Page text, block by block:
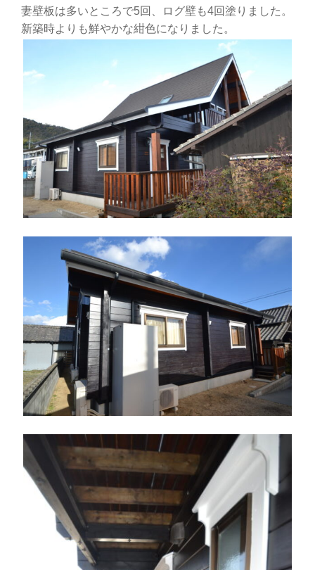
妻壁板は多いところで5回、ログ壁も4回塗りました。
新築時よりも鮮やかな紺色になりました。